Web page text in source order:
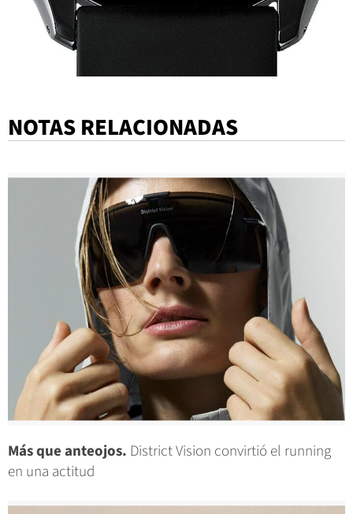
NOTAS RELACIONADAS
Más que anteojos. District Vision convirtió el running
en una actitud